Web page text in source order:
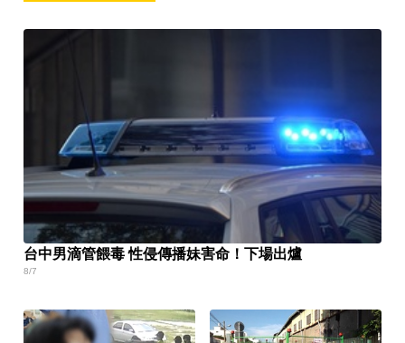
台中男滴管餵毒 性侵傳播妹害命！下場出爐
8/7